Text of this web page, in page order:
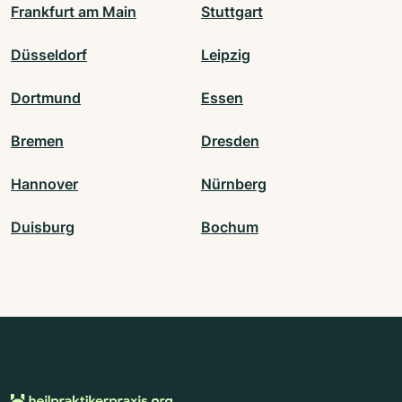
Frankfurt am Main Stuttgart
Düsseldorf Leipzig
Dortmund Essen
Bremen Dresden
Hannover Nürnberg
Duisburg Bochum